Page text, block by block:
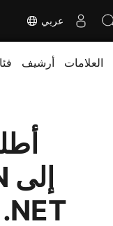
عربي
أرشيف العلامات